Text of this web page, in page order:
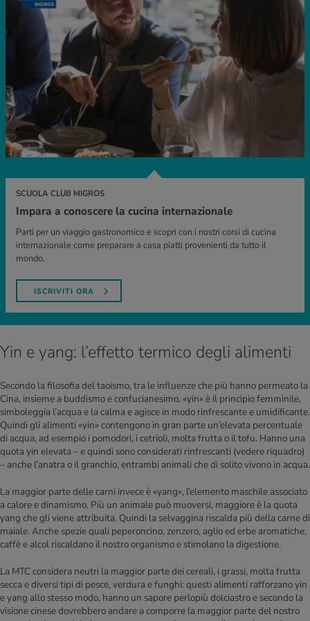
SCUOLA CLUB MIGROS
Impara a conoscere la cucina internazionale
Parti per un viaggio gastronomico e scopri con i nostri corsi di cucina
internazionale come preparare a casa piatti provenienti da tutto il
mondo.
ISCRIVITI ORA
Yin e yang: l’effetto termico degli alimenti
Secondo la filosofia del taoismo, tra le influenze che più hanno permeato la
Cina, insieme a buddismo e confucianesimo, «yin» è il principio femminile,
simboleggia l’acqua e la calma e agisce in modo rinfrescante e umidificante.
Quindi gli alimenti «yin» contengono in gran parte un’elevata percentuale
di acqua, ad esempio i pomodori, i cetrioli, molta frutta o il tofu. Hanno una
quota yin elevata – e quindi sono considerati rinfrescanti (vedere riquadro)
– anche l’anatra o il granchio, entrambi animali che di solito vivono in acqua.
La maggior parte delle carni invece è «yang», l’elemento maschile associato
a calore e dinamismo. Più un animale può muoversi, maggiore è la quota
yang che gli viene attribuita. Quindi la selvaggina riscalda più della carne di
maiale. Anche spezie quali peperoncino, zenzero, aglio ed erbe aromatiche,
caffè e alcol riscaldano il nostro organismo e stimolano la digestione.
La MTC considera neutri la maggior parte dei cereali, i grassi, molta frutta
secca e diversi tipi di pesce, verdura e funghi: questi alimenti rafforzano yin
e yang allo stesso modo, hanno un sapore perlopiù dolciastro e secondo la
visione cinese dovrebbero andare a comporre la maggior parte del nostro